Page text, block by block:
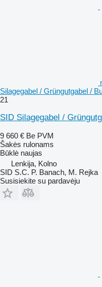
Silagegabel / Grüngutgabel /
21
SID Silagegabel /
9 660 € Be PVM
Šakės rulonams
Būklė naujas
Lenkija, Kolno
SID S.C. P. Banach, M. Rejka
Susisiekite su pardavėju